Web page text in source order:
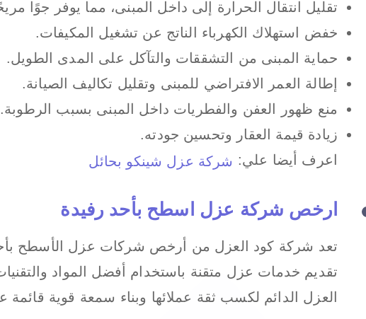
تقليل انتقال الحرارة إلى داخل المبنى، مما يوفر جوًا
خفض استهلاك الكهرباء الناتج عن تشغيل المكيفات.
حماية المبنى من التشققات والتآكل على المدى الطويل.
إطالة العمر الافتراضي للمبنى وتقليل تكاليف الصيانة.
منع ظهور العفن والفطريات داخل المبنى بسبب الرطوبة.
زيادة قيمة العقار وتحسين جودته.
اعرف أيضا علي: شركة عزل شينكو بحائل
ارخص شركة عزل اسطح بأحد رفيدة
تعد شركة كود العزل من أرخص شركات عزل الأسطح بأحد
تقديم خدمات عزل متقنة باستخدام أفضل المواد
العزل الدائم لكسب ثقة عملائها وبناء سمعة قوية قائمة